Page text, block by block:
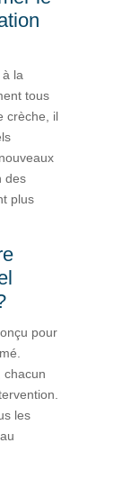
la
tous
crèche, il
des
plus
pour
chacun
les